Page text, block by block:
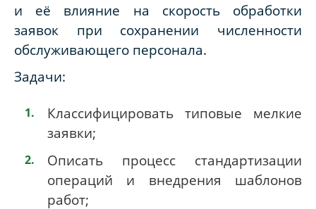
и её влияние на скорость обработки
заявок при сохранении численности
обслуживающего персонала.
Задачи:
Классифицировать типовые мелкие
заявки;
Описать процесс стандартизации
операций и внедрения шаблонов
работ;